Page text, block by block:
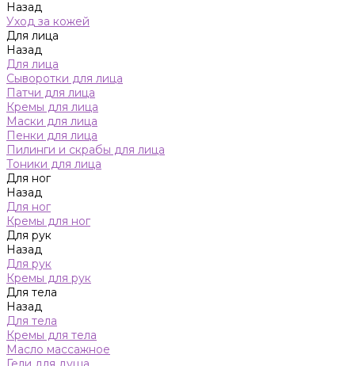
Назад
Уход за кожей
Для лица
Назад
Для лица
Сыворотки для лица
Патчи для лица
Кремы для лица
Маски для лица
Пенки для лица
Пилинги и скрабы для лица
Тоники для лица
Для ног
Назад
Для ног
Кремы для ног
Для рук
Назад
Для рук
Кремы для рук
Для тела
Назад
Для тела
Кремы для тела
Масло массажное